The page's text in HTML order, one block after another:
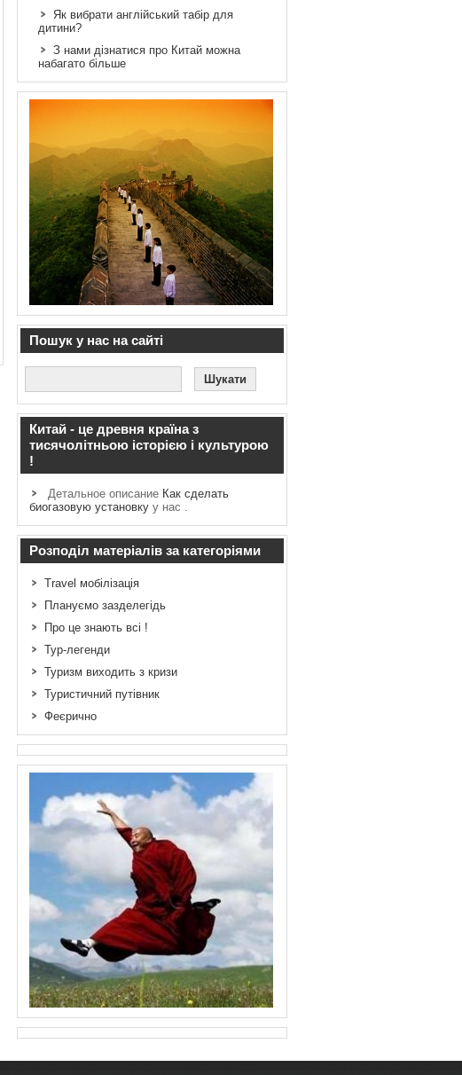
Як вибрати англійський табір для
дитини?
З нами дізнатися про Китай можна
набагато більше
Пошук у нас на сайті
Китай - це древня країна з
тисячолітньою історією і культурою
!
Детальное описание Как сделать
биогазовую установку у нас .
Розподіл матеріалів за категоріями
Travel мобілізація
Плануємо зазделегідь
Про це знають всі !
Тур-легенди
Туризм виходить з кризи
Туристичний путівник
Феєрично